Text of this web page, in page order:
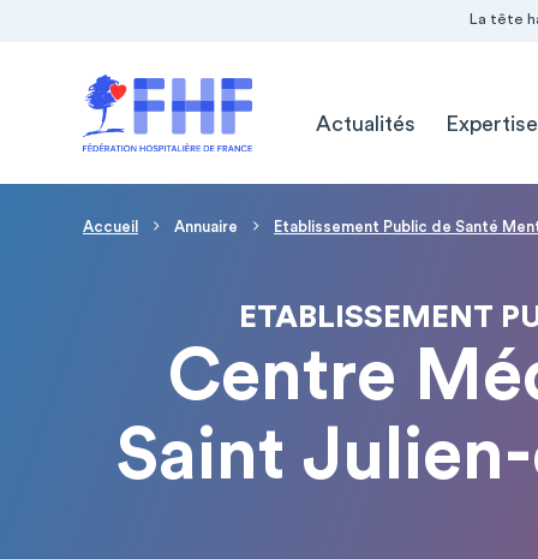
La tête
Actualités
Fil d'Ariane
Accueil Annuaire Etablissement Public de Santé
ETABLISSEMENT
Centre
Saint